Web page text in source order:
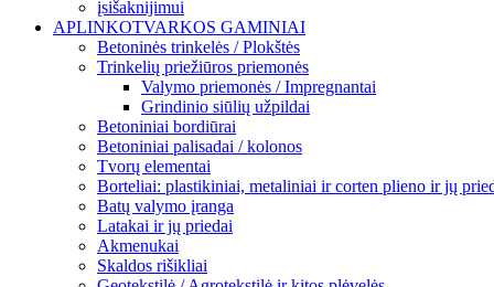
įsišaknijimui
APLINKOTVARKOS GAMINIAI
Betoninės trinkelės / Plokštės
Trinkelių priežiūros priemonės
Valymo priemonės / Impregnantai
Grindinio siūlių užpildai
Betoniniai bordiūrai
Betoniniai palisadai / kolonos
Tvorų elementai
Borteliai: plastikiniai, metaliniai ir corten plieno ir jų
Batų valymo įranga
Latakai ir jų priedai
Akmenukai
Skaldos rišikliai